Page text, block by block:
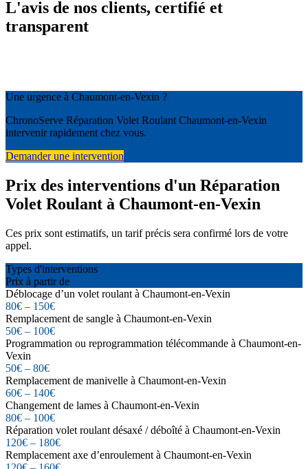
L'avis de nos clients, certifié et
transparent
Une urgence à Chaumont-en-Vexin ?
ChronoServe Réparation Volet Roulant Chaumont-en-Vexin
intervenir rapidement chez vous.
Demander une intervention
Prix des interventions d'un Réparation
Volet Roulant à Chaumont-en-Vexin
Ces prix sont estimatifs, un tarif précis sera confirmé lors de votre
appel.
Types d'interventions
Prix à partir de
Déblocage d’un volet roulant à Chaumont-en-Vexin
80€ – 150€
Remplacement de sangle à Chaumont-en-Vexin
50€ – 100€
Programmation ou reprogrammation télécommande à Chaumont-en-
Vexin
50€ – 80€
Remplacement de manivelle à Chaumont-en-Vexin
60€ – 140€
Changement de lames à Chaumont-en-Vexin
80€ – 100€
Réparation volet roulant désaxé / déboîté à Chaumont-en-Vexin
120€ – 180€
Remplacement axe d’enroulement à Chaumont-en-Vexin